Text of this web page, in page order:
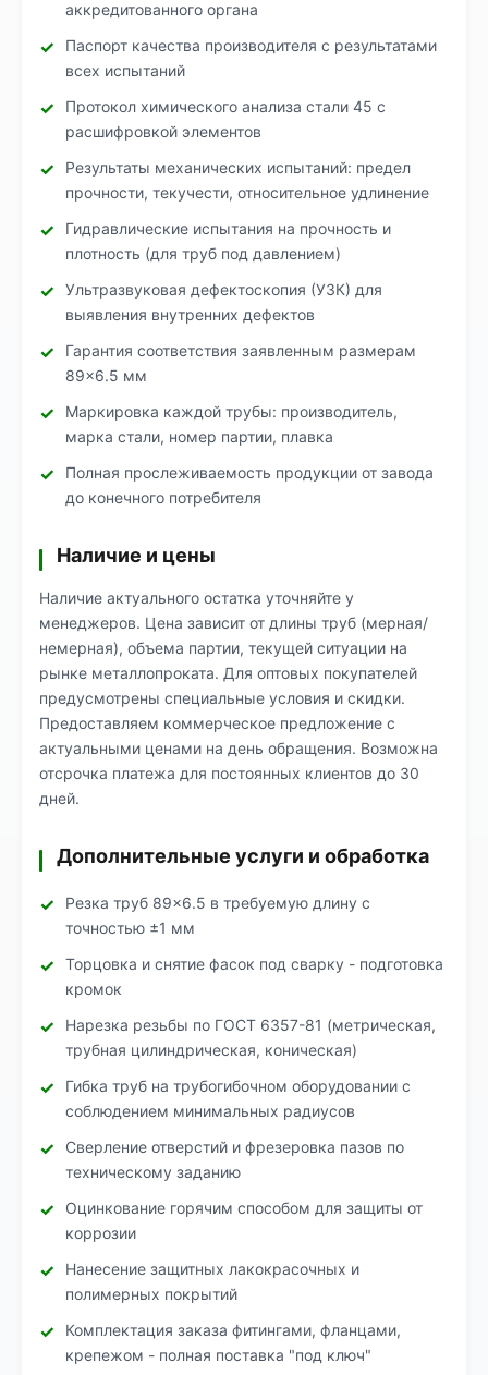
аккредитованного органа
Паспорт качества производителя с результатами
всех испытаний
Протокол химического анализа стали 45 с
расшифровкой элементов
Результаты механических испытаний: предел
прочности, текучести, относительное удлинение
Гидравлические испытания на прочность и
плотность (для труб под давлением)
Ультразвуковая дефектоскопия (УЗК) для
выявления внутренних дефектов
Гарантия соответствия заявленным размерам
89×6.5 мм
Маркировка каждой трубы: производитель,
марка стали, номер партии, плавка
Полная прослеживаемость продукции от завода
до конечного потребителя
Наличие и цены
Наличие актуального остатка уточняйте у
менеджеров. Цена зависит от длины труб (мерная/
немерная), объема партии, текущей ситуации на
рынке металлопроката. Для оптовых покупателей
предусмотрены специальные условия и скидки.
Предоставляем коммерческое предложение с
актуальными ценами на день обращения. Возможна
отсрочка платежа для постоянных клиентов до 30
дней.
Дополнительные услуги и обработка
Резка труб 89×6.5 в требуемую длину с
точностью ±1 мм
Торцовка и снятие фасок под сварку - подготовка
кромок
Нарезка резьбы по ГОСТ 6357-81 (метрическая,
трубная цилиндрическая, коническая)
Гибка труб на трубогибочном оборудовании с
соблюдением минимальных радиусов
Сверление отверстий и фрезеровка пазов по
техническому заданию
Оцинкование горячим способом для защиты от
коррозии
Нанесение защитных лакокрасочных и
полимерных покрытий
Комплектация заказа фитингами, фланцами,
крепежом - полная поставка "под ключ"